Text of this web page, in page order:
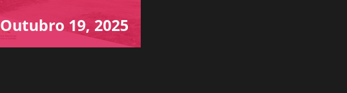
Outubro 19, 2025